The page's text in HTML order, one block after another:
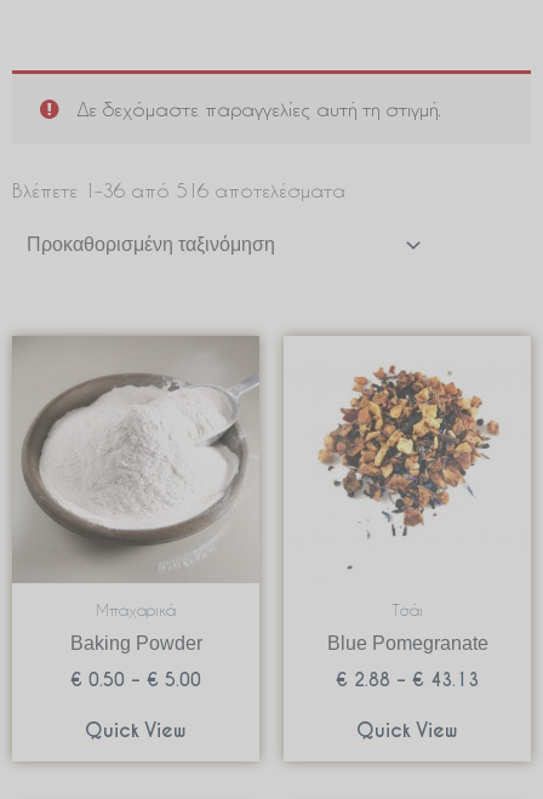
Δε δεχόμαστε παραγγελίες αυτή τη στιγμή.
Βλέπετε 1–36 από 516 αποτελέσματα
Μπαχαρικά
Baking Powder
€ 0.50 – € 5.00
€ 0.50
€ 5.00
Quick View
Τσάι
Blue Pomegranate
€ 2.88 – € 43.13
through
€ 43.13
Quick View